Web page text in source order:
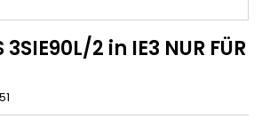
3SIE90L/2 in IE3 NUR FÜR